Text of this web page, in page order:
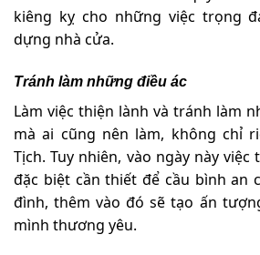
kiêng kỵ cho những việc trọng
dựng nhà cửa.
Tránh làm những điều ác
Làm việc thiện lành và tránh làm
mà ai cũng nên làm, không chỉ
Tịch. Tuy nhiên, vào ngày này
đặc biệt cần thiết để cầu bình an
đình, thêm vào đó sẽ tạo ấn
mình thương yêu.